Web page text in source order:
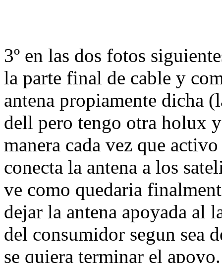
3º en las dos fotos
la parte final de cable y
antena propiamente dicha
dell pero tengo otra holux
manera cada vez que
conecta la antena a los
ve como quedaria
dejar la antena apoyada al
del consumidor segun sea
se quiera terminar el apoyo.